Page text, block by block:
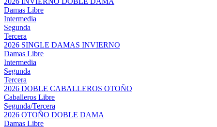
Damas Libre
Intermedia
Segunda
Tercera
2026 SINGLE DAMAS INVIERNO
Damas Libre
Intermedia
Segunda
Tercera
2026 DOBLE CABALLEROS OTOÑO
Caballeros Libre
Segunda/Tercera
2026 OTOÑO DOBLE DAMA
Damas Libre